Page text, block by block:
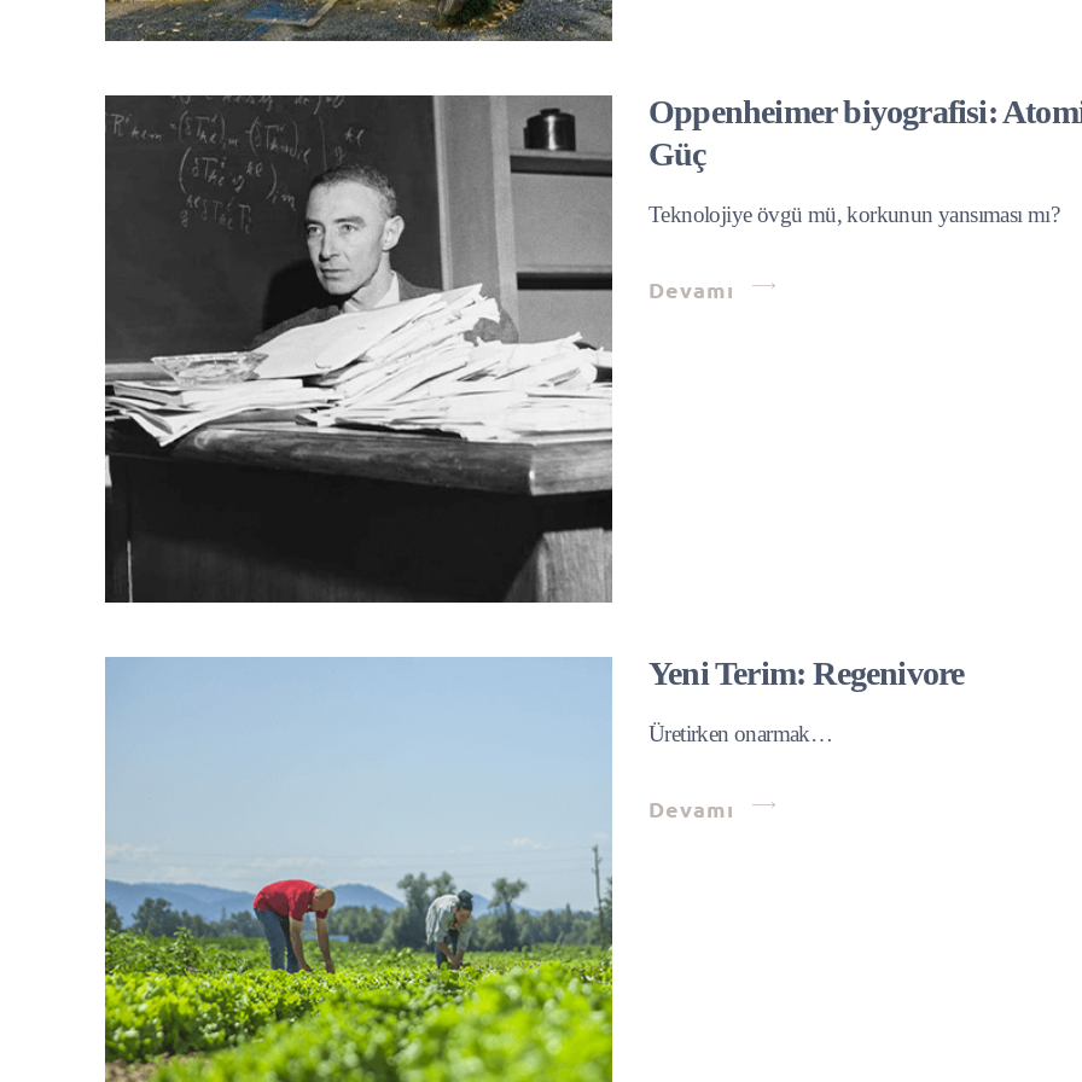
Oppenheimer biyografisi:
Güç
Teknolojiye övgü mü, korkunun yansıması mı?
Devamı
Yeni Terim: Regenivore
Üretirken onarmak…
Devamı